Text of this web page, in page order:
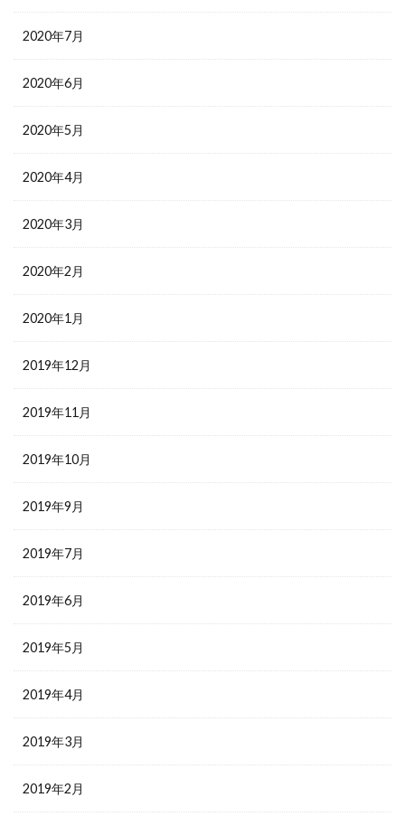
2020年7月
2020年6月
2020年5月
2020年4月
2020年3月
2020年2月
2020年1月
2019年12月
2019年11月
2019年10月
2019年9月
2019年7月
2019年6月
2019年5月
2019年4月
2019年3月
2019年2月